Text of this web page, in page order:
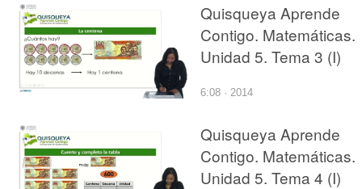
Quisqueya Aprende
Contigo. Matemáticas.
Unidad 5. Tema 3 (I)
6:08 · 2014
Quisqueya Aprende
Contigo. Matemáticas.
Unidad 5. Tema 4 (I)